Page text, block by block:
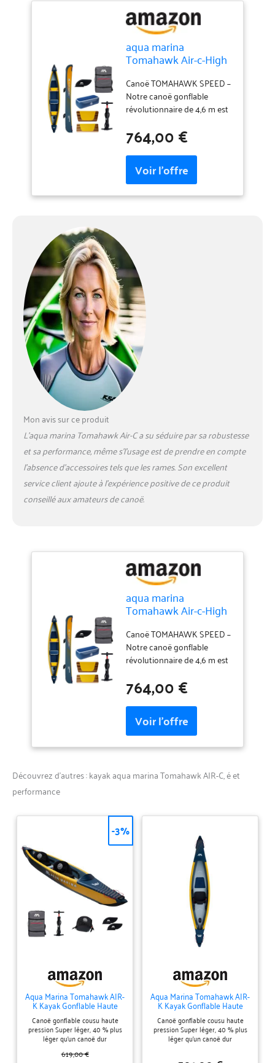
aqua marina
Tomahawk Air-c-High
Canoe Canoë
Gonflable Unisexe,
Jaune, L
Canoë TOMAHAWK SPEED –
Notre canoë gonflable
révolutionnaire de 4,6 m est
distances grâce à sa grande
capacité de charge; vous
pouvez facilement faire des
randonnées avec 2 à 3
personnes tout en ayant
suffisamment d'espace pour
764,00 €
Mon avis sur ce produit
L’aqua marina Tomahawk Air-C a su séduire par sa robustesse
et sa performance, même s’l’usage est de prendre en compte
l’absence d’accessoires tels que les rames. Son excellent
service client ajoute à l’expérience positive de ce produit
conseillé aux amateurs de canoë.
aqua marina
Tomahawk Air-c-High
Canoe Canoë
Gonflable Unisexe,
Jaune, L
Canoë TOMAHAWK SPEED –
Notre canoë gonflable
révolutionnaire de 4,6 m est
distances grâce à sa grande
capacité de charge; vous
pouvez facilement faire des
randonnées avec 2 à 3
personnes tout en ayant
suffisamment d'espace pour
764,00 €
Découvrez d’autres : kayak aqua marina Tomahawk AIR-C, é et
performance
Aqua Marina Tomahawk AIR-
K Kayak Gonflable Haute
Pression pour 2 Personnes,
Longueur 440 cm, Bleu
Marine/Jaune
Canoë gonflable cousu haute
pression Super léger, 40 % plus
léger qu'un canoë dur
traditionnel de la même classe 3
chambres à air séparées pour
619,00 €
-3%
Aqua Marina Tomahawk AIR-
K Kayak Gonflable Haute
Pression Drop-Stitch
Premium pour 1 Personne
Longueur 375 cm
Marine/Jaune
Canoë gonflable cousu haute
pression Super léger, 40 % plus
léger qu'un canoë dur
traditionnel de la même classe 3